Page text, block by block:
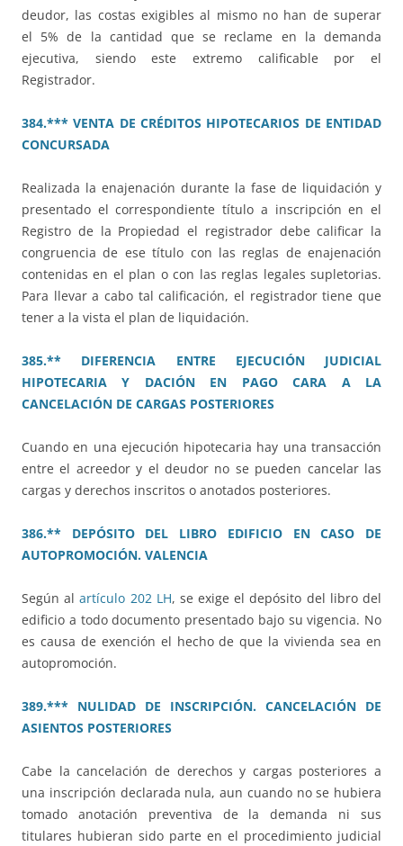
deudor, las costas exigibles al mismo no han de superar
el 5% de la cantidad que se reclame en la demanda
ejecutiva, siendo este extremo calificable por el
Registrador.
384.*** VENTA DE CRÉDITOS HIPOTECARIOS DE ENTIDAD
CONCURSADA
Realizada la enajenación durante la fase de liquidación y
presentado el correspondiente título a inscripción en el
Registro de la Propiedad el registrador debe calificar la
congruencia de ese título con las reglas de enajenación
contenidas en el plan o con las reglas legales supletorias.
Para llevar a cabo tal calificación, el registrador tiene que
tener a la vista el plan de liquidación.
385.** DIFERENCIA ENTRE EJECUCIÓN JUDICIAL
HIPOTECARIA Y DACIÓN EN PAGO CARA A LA
CANCELACIÓN DE CARGAS POSTERIORES
Cuando en una ejecución hipotecaria hay una transacción
entre el acreedor y el deudor no se pueden cancelar las
cargas y derechos inscritos o anotados posteriores.
386.** DEPÓSITO DEL LIBRO EDIFICIO EN CASO DE
AUTOPROMOCIÓN. VALENCIA
Según alartículo 202 LH, se exige el depósito del libro del
edificio a todo documento presentado bajo su vigencia. No
es causa de exención el hecho de que la vivienda sea en
autopromoción.
389.*** NULIDAD DE INSCRIPCIÓN. CANCELACIÓN DE
ASIENTOS POSTERIORES
Cabe la cancelación de derechos y cargas posteriores a
una inscripción declarada nula, aun cuando no se hubiera
tomado anotación preventiva de la demanda ni sus
titulares hubieran sido parte en el procedimiento judicial